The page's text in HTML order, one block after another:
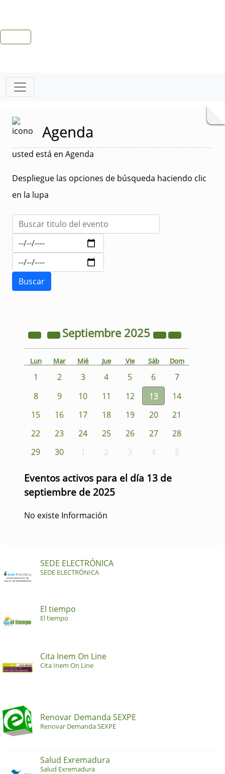
Agenda
usted está en Agenda
Despliegue las opciones de búsqueda haciendo clic
en la lupa
Septiembre 2025
Lun Mar Mié Jue Vie Sáb Dom
1 2 3 4 5 6
7
8
9 10 11 12 13
14
15
16 17 18 19 20
21
22
23 24 25 26 27
28
29
30 1 2 3 4 5
Eventos activos para el día 13 de
septiembre de 2025
No existe Información
SEDE ELECTRÓNICA
SEDE ELECTRÓNICA
El tiempo
El tiempo
Cita Inem On Line
Cita Inem On Line
Renovar Demanda SEXPE
Renovar Demanda SEXPE
Salud Exremadura
Salud Exremadura